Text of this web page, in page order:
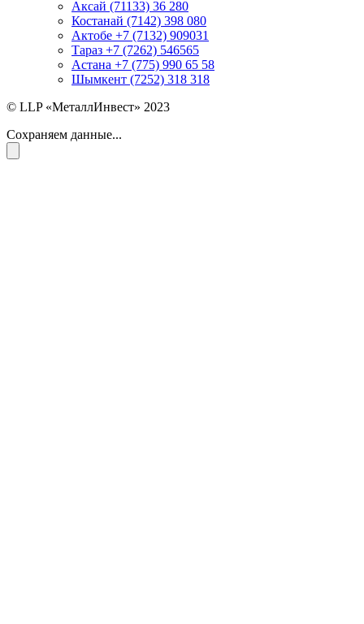
Аксай (71133) 36 280
Костанай (7142) 398 080
Актобе +7 (7132) 909031
Тараз +7 (7262) 546565
Астана +7 (775) 990 65 58
Шымкент (7252) 318 318
© LLP «МеталлИнвест» 2023
Сохраняем данные...